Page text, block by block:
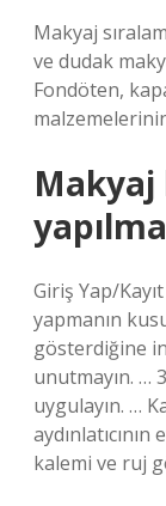
Makyaj
ve dudak
Fondöten,
Makyaj
Giriş Yap/
yapmanın
gösterdiğine
unutmayın. …
uygulayın. …
kalemi ve ruj